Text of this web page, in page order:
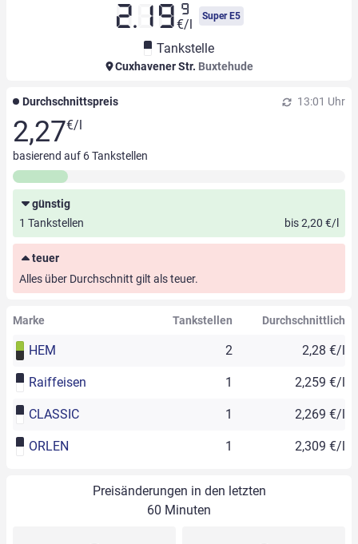
2.19 9
€/l
Super E5
Tankstelle
Cuxhavener Str. Buxtehude
Durchschnittspreis 13:01 Uhr
2,27€/l
basierend auf 6Tankstellen
günstig
1 Tankstellen
bis 2,20 €/l
teuer
Alles über Durchschnitt gilt als teuer.
Marke Tankstellen Durchschnittlich
HEM 2 2,28 €/l
Raiffeisen 1 2,259 €/l
CLASSIC 1 2,269 €/l
ORLEN 1 2,309 €/l
Preisänderungen in den letzten
60 Minuten